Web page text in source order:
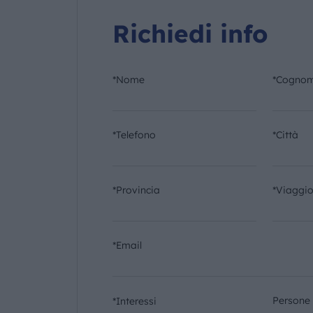
Richiedi info
*Nome
*Telefono *Città
*Provincia
*Email
*Interessi Persone